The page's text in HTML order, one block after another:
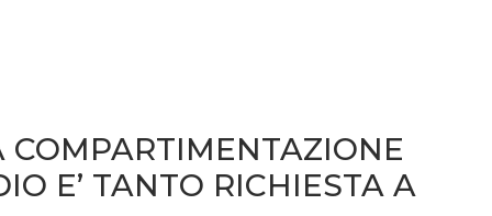
COMPARTIMENTAZIONE
E’ TANTO RICHIESTA A